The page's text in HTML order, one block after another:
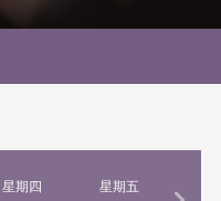
星期四 星期五